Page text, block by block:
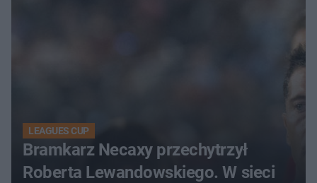
LEAGUES CUP
Bramkarz Necaxy przechytrzył
Roberta Lewandowskiego. W sieci